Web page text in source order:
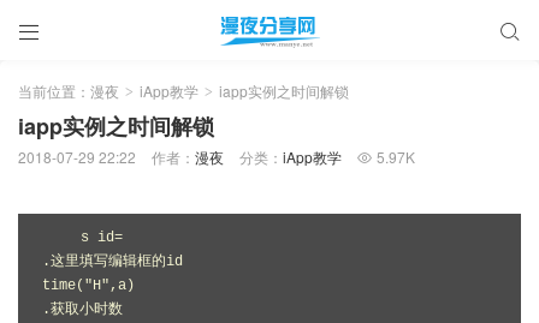
 
当前位置： 漫夜 > iApp教学 > iapp实例之时间解锁
iapp实例之时间解锁
2018-07-29 22:22 作者： 漫夜 分类： iApp教学  5.97K
s id=
.这里填写编辑框的id
time("H",a)
.获取小时数